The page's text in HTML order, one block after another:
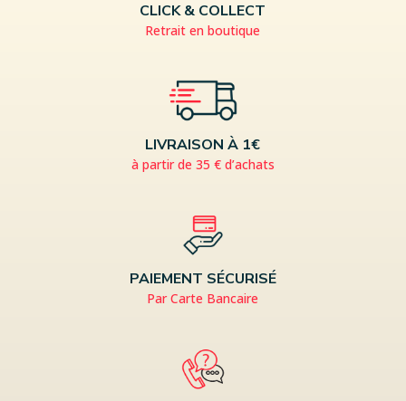
CLICK & COLLECT
Retrait en boutique
LIVRAISON À 1€
à partir de 35 € d’achats
PAIEMENT SÉCURISÉ
Par Carte Bancaire